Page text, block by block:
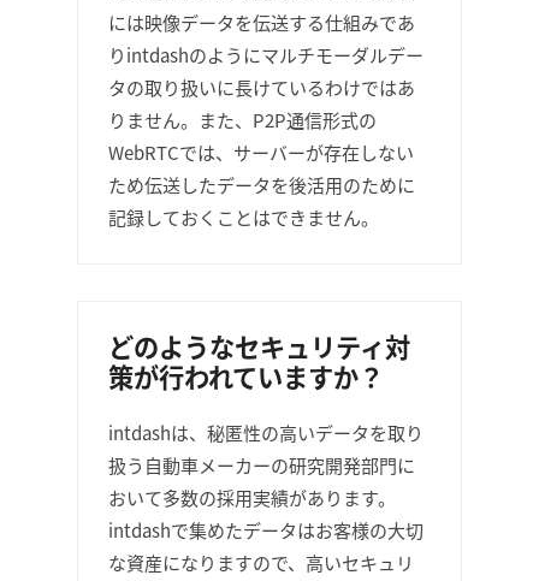
には映像データを伝送する仕組みであ
りintdashのようにマルチモーダルデー
タの取り扱いに長けているわけではあ
りません。また、P2P通信形式の
WebRTCでは、サーバーが存在しない
ため伝送したデータを後活用のために
記録しておくことはできません。
どのようなセキュリティ対
策が行われていますか？
intdashは、秘匿性の高いデータを取り
扱う自動車メーカーの研究開発部門に
おいて多数の採用実績があります。
intdashで集めたデータはお客様の大切
な資産になりますので、高いセキュリ